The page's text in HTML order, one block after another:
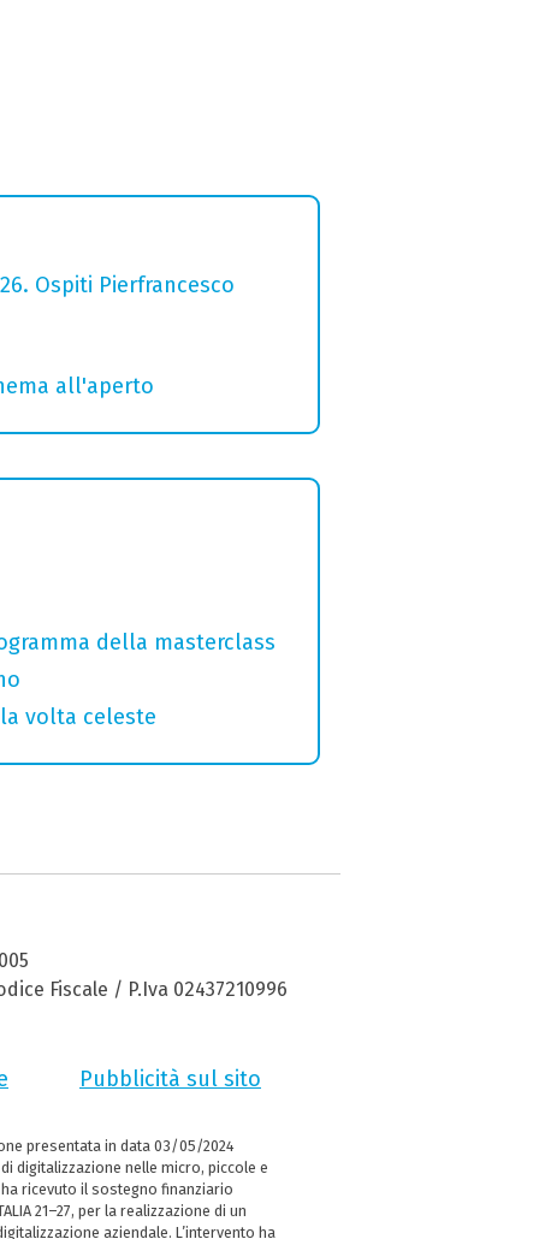
Ospiti Pierfrancesco
all'aperto
della masterclass
volta celeste
Fiscale / P.Iva 02437210996
Pubblicità sul sito
presentata in data 03/05/2024
digitalizzazione nelle micro, piccole e
ha ricevuto il sostegno finanziario
21–27, per la realizzazione di un
aziendale. L’intervento ha